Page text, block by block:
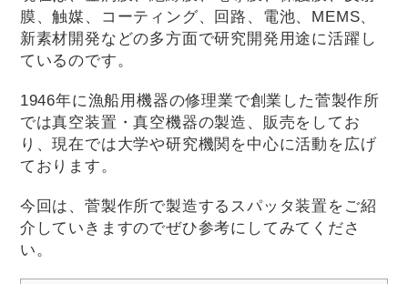
膜、触媒、コーティング、回路、電池、MEMS、
新素材開発などの多方面で研究開発用途に活躍し
ているのです。
1946年に漁船用機器の修理業で創業した菅製作所
では真空装置・真空機器の製造、販売をしてお
り、現在では大学や研究機関を中心に活動を広げ
ております。
今回は、菅製作所で製造するスパッタ装置をご紹
介していきますのでぜひ参考にしてみてくださ
い。